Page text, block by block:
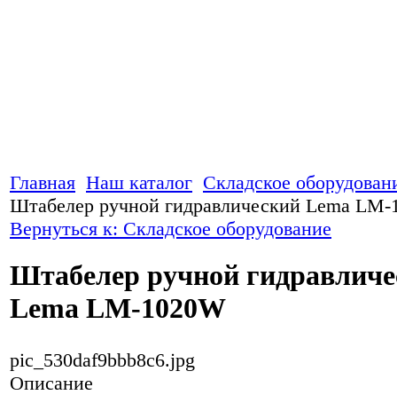
Главная Наш каталог Складское
Штабелер ручной гидравлический Lema LM-
Вернуться к: Складское оборудование
Штабелер ручной
Lema LM-1020W
pic_530daf9bbb8c6.jpg
Описание